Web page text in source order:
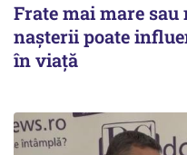
Frate mai mare
nașterii poate
în viață